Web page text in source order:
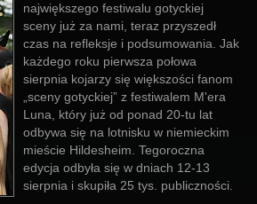
największego festiwalu gotyckiej
sceny już za nami, teraz przyszedł
czas na refleksje i podsumowania. Jak
każdego roku pierwsza połowa
sierpnia kojarzy się większości fanom
„sceny gotyckiej” z festiwalem M'era
Luna, który już od ponad 20-tu lat
odbywa się na lotnisku w niemieckim
mieście Hildesheim. Tegoroczna
edycja odbyła się w dniach 12-13
sierpnia i skupiła 25 tys. publiczności.